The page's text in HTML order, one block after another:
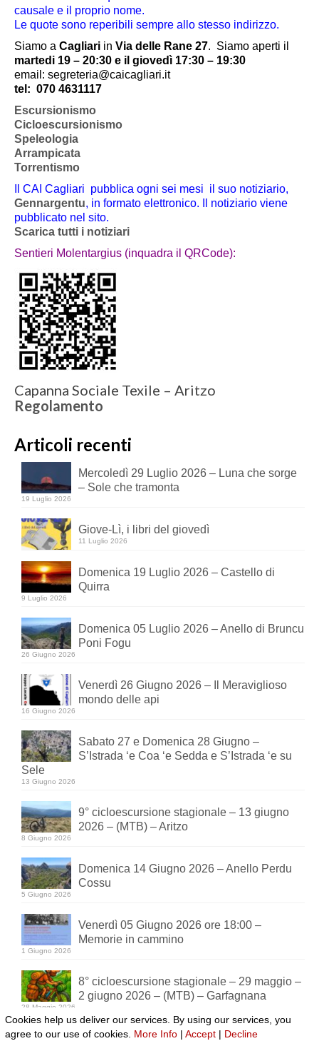
causale e il proprio nome.
Le quote sono reperibili sempre allo stesso indirizzo.
Siamo a Cagliari in Via delle Rane 27. Siamo aperti il
martedi 19 – 20:30 e il giovedì 17:30 – 19:30
email: segreteria@caicagliari.it
tel: 070 4631117
Escursionismo
Cicloescursionismo
Speleologia
Arrampicata
Torrentismo
Il CAI Cagliari pubblica ogni sei mesi il suo notiziario,
Gennargentu, in formato elettronico. Il notiziario viene
pubblicato nel sito.
Scarica tutti i notiziari
Sentieri Molentargius (inquadra il QRCode):
Capanna Sociale Texile – Aritzo
Regolamento
Articoli recenti
Mercoledì 29 Luglio 2026 – Luna che sorge
– Sole che tramonta
19 Luglio 2026
Giove-Lì, i libri del giovedì
11 Luglio 2026
Domenica 19 Luglio 2026 – Castello di
Quirra
9 Luglio 2026
Domenica 05 Luglio 2026 – Anello di Bruncu
Poni Fogu
26 Giugno 2026
Venerdì 26 Giugno 2026 – Il Meraviglioso
mondo delle api
16 Giugno 2026
Sabato 27 e Domenica 28 Giugno –
S’Istrada ‘e Coa ‘e Sedda e S’Istrada ‘e su
Sele
13 Giugno 2026
9° cicloescursione stagionale – 13 giugno
2026 – (MTB) – Aritzo
8 Giugno 2026
Domenica 14 Giugno 2026 – Anello Perdu
Cossu
5 Giugno 2026
Venerdì 05 Giugno 2026 ore 18:00 –
Memorie in cammino
1 Giugno 2026
8° cicloescursione stagionale – 29 maggio –
2 giugno 2026 – (MTB) – Garfagnana
28 Maggio 2026
Cookies help us deliver our services. By using our services, you
agree to our use of cookies. More Info | Accept | Decline